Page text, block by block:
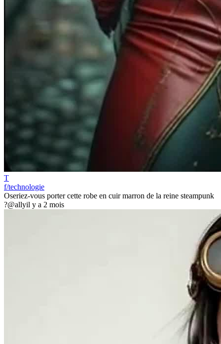
T
f/technologie
Oseriez-vous porter cette robe en cuir marron de la reine steampunk
?@allyil y a 2 mois